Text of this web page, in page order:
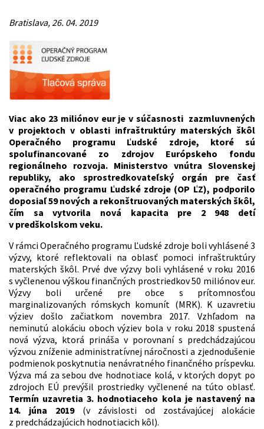
Bratislava, 26. 04. 2019
Viac ako 23 miliónov eur je v súčasnosti zazmluvnených
v projektoch v oblasti infraštruktúry materských škôl
Operačného programu Ľudské zdroje, ktoré sú
spolufinancované zo zdrojov Európskeho fondu
regionálneho rozvoja. Ministerstvo vnútra Slovenskej
republiky, ako sprostredkovateľský orgán pre časť
operačného programu Ľudské zdroje (OP ĽZ), podporilo
doposiaľ 59 nových a rekonštruovaných materských škôl,
čím sa vytvorila nová kapacita pre 2 948 detí
v predškolskom veku.
V rámci Operačného programu Ľudské zdroje boli vyhlásené 3
výzvy, ktoré reflektovali na oblasť pomoci infraštruktúry
materských škôl. Prvé dve výzvy boli vyhlásené v roku 2016
s vyčlenenou výškou finančných prostriedkov 50 miliónov eur.
Výzvy boli určené pre obce s prítomnosťou
marginalizovaných rómskych komunít (MRK). K uzavretiu
výziev došlo začiatkom novembra 2017. Vzhľadom na
neminutú alokáciu oboch výziev bola v roku 2018 spustená
nová výzva, ktorá prináša v porovnaní s predchádzajúcou
výzvou zníženie administratívnej náročnosti a zjednodušenie
podmienok poskytnutia nenávratného finančného príspevku.
Výzva má za sebou dve hodnotiace kolá, v ktorých dopyt po
zdrojoch EÚ prevýšil prostriedky vyčlenené na túto oblasť.
Termín uzavretia 3. hodnotiaceho kola je nastavený na
14. júna 2019 (v závislosti od zostávajúcej alokácie
z predchádzajúcich hodnotiacich kôl).